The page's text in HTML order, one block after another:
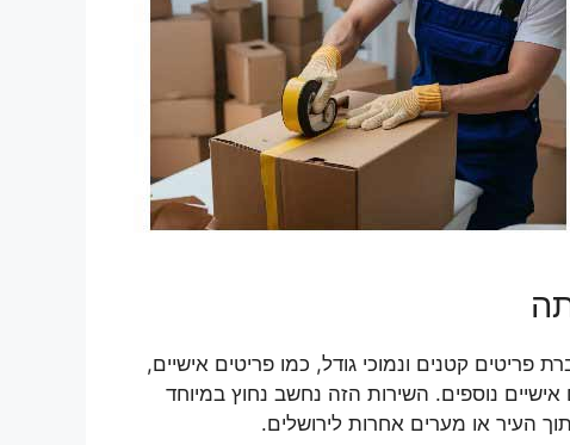
קטנים ונמוכי גודל, כמו פריטים אישיים,
נוספים. השירות הזה נחשב נחוץ במיוחד
העיר או מערים אחרות לירושלים.